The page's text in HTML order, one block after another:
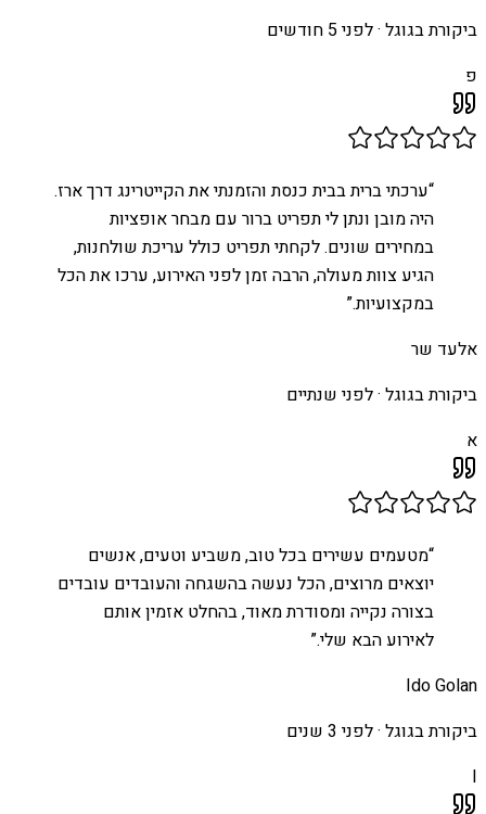
ביקורת בגוגל ·לפני 5 חודשים
פ
“ערכתי ברית בבית כנסת והזמנתי את הקייטרינג דרך ארז.
היה מובן ונתן לי תפריט ברור עם מבחר אופציות
במחירים שונים. לקחתי תפריט כולל עריכת שולחנות,
הגיע צוות מעולה, הרבה זמן לפני האירוע, ערכו את הכל
במקצועיות.”
אלעד שר
ביקורת בגוגל ·לפני שנתיים
א
“מטעמים עשירים בכל טוב, משביע וטעים, אנשים
יוצאים מרוצים, הכל נעשה בהשגחה והעובדים עובדים
בצורה נקייה ומסודרת מאוד, בהחלט אזמין אותם
לאירוע הבא שלי.”
Ido Golan
ביקורת בגוגל ·לפני 3 שנים
I